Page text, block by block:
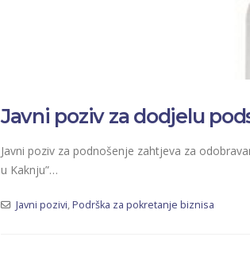
Javni poziv za dodjelu
Javni poziv za podnošenje zahtjeva za
u Kaknju”…
Javni pozivi,Podrška za pokretanje biznisa